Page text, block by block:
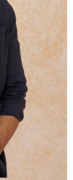
方可使用
司不負相關責
況，依本公司即
司將視審查結果
意使用之情形，
法律行動。